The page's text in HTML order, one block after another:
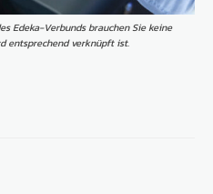
Edeka-Verbunds brauchen Sie keine
entsprechend verknüpft ist.